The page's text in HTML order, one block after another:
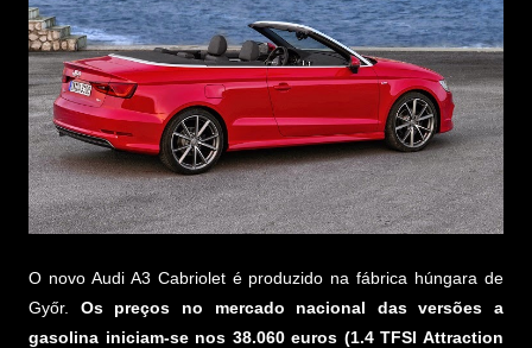
O novo Audi A3 Cabriolet é produzido na fábrica húngara de
Győr.
Os preços no mercado nacional das versões a
gasolina iniciam-se nos 38.060 euros (1.4 TFSI Attraction